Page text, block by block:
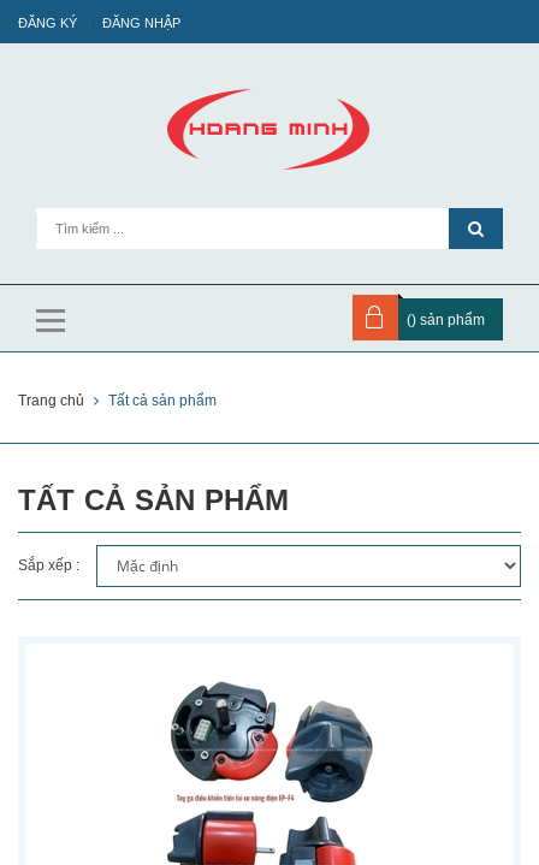
ĐĂNG KÝ ĐĂNG NHẬP
() sản phẩm
Trang chủ Tất cả sản phẩm
TẤT CẢ SẢN PHẨM
Sắp xếp :